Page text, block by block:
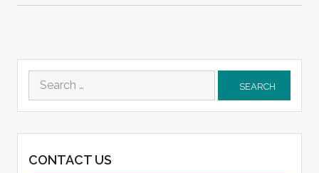
Search
for:
CONTACT US